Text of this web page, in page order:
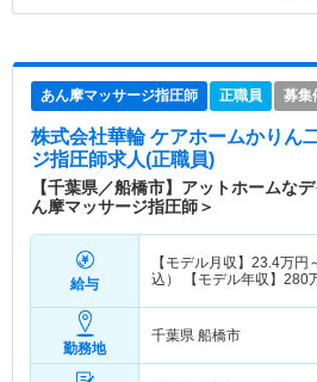
あん摩マッサージ指圧師 正職員 募集
株式会社華輪 ケアホームかりん
ジ指圧師求人(正職員)
【千葉県／船橋市】アットホームな
ん摩マッサージ指圧師＞
給与
【モデル月収】 23.4万円
込） 【モデル年収】 280
勤務地
千葉県 船橋市